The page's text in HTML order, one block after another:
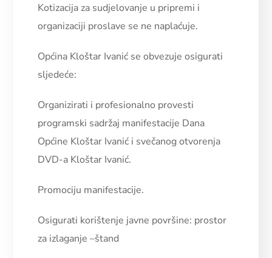
Kotizacija za sudjelovanje u pripremi i
organizaciji proslave se ne naplaćuje.
Općina Kloštar Ivanić se obvezuje osigurati
sljedeće:
Organizirati i profesionalno provesti
programski sadržaj manifestacije Dana
Općine Kloštar Ivanić i svečanog otvorenja
DVD-a Kloštar Ivanić.
Promociju manifestacije.
Osigurati korištenje javne površine: prostor
za izlaganje –štand